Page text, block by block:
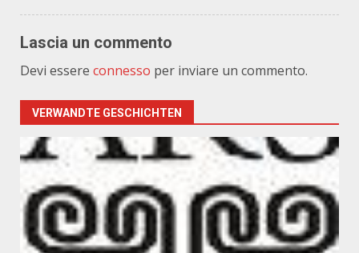
Lascia un commento
Devi essere connesso per inviare un commento.
VERWANDTE GESCHICHTEN